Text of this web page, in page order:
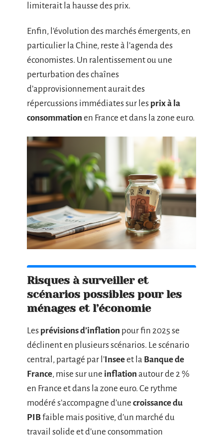
limiterait la hausse des prix.
Enfin, l’évolution des marchés émergents, en
particulier la Chine, reste à l’agenda des
économistes. Un ralentissement ou une
perturbation des chaînes
d’approvisionnement aurait des
répercussions immédiates sur les prix à la
consommation en France et dans la zone euro.
Risques à surveiller et
scénarios possibles pour les
ménages et l’économie
Les prévisions d’inflation pour fin 2025 se
déclinent en plusieurs scénarios. Le scénario
central, partagé par l’Inseeet la Banque de
France, mise sur une inflation autour de 2 %
en France et dans la zone euro. Ce rythme
modéré s’accompagne d’une croissance du
PIBfaible mais positive, d’un marché du
travail solide et d’une consommation